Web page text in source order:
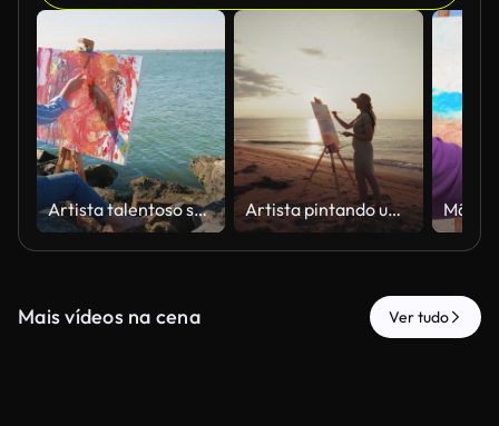
Artista talentoso senta-se em pedras e pinta um quadro sobre tela na margem do rio com uma espátula. Artista pintando um pôr do sol sereno à beira-mar em um local tranquilo na praia
Mais vídeos na cena Ver tudo